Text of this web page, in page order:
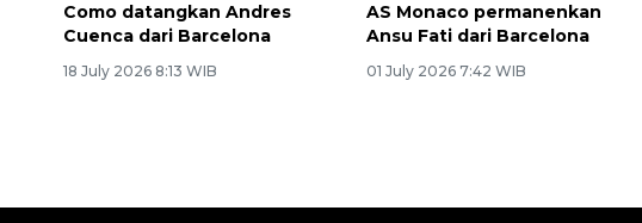
Como datangkan Andres
Cuenca dari Barcelona
18 July 2026 8:13 WIB
AS Monaco permanenkan
Ansu Fati dari Barcelona
01 July 2026 7:42 WIB